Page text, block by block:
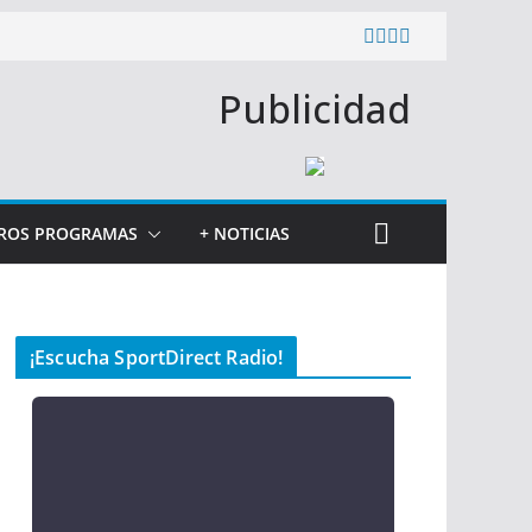
Publicidad
PROGRAMAS + NOTICIAS
¡Escucha SportDirect Radio!